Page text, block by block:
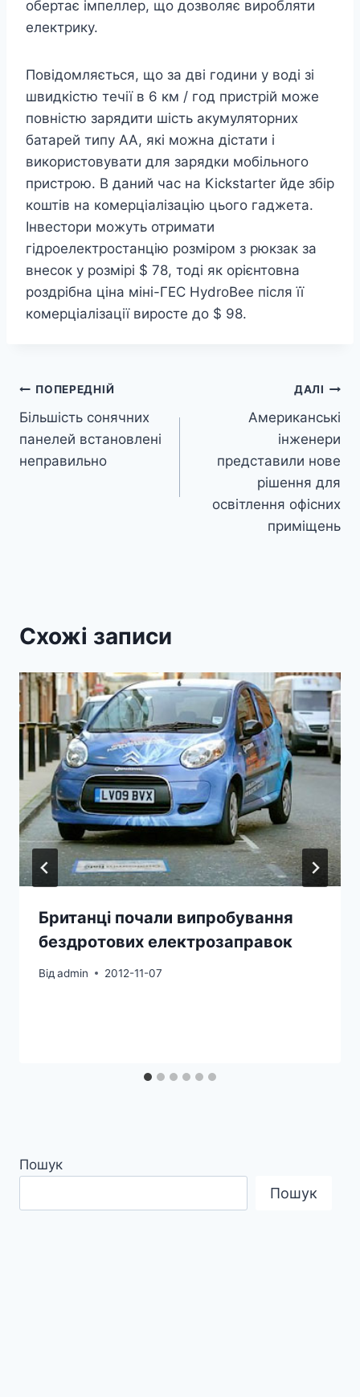
обертає імпеллер, що дозволяє виробляти
електрику.
Повідомляється, що за дві години у воді зі
швидкістю течії в 6 км / год пристрій може
повністю зарядити шість акумуляторних
батарей типу АА, які можна дістати і
використовувати для зарядки мобільного
пристрою. В даний час на Kickstarter йде збір
коштів на комерціалізацію цього гаджета.
Інвестори можуть отримати
гідроелектростанцію розміром з рюкзак за
внесок у розмірі $ 78, тоді як орієнтовна
роздрібна ціна міні-ГЕС HydroBee після її
комерціалізації виросте до $ 98.
Навігація
записів
ПОПЕРЕДНІЙ
Більшість сонячних
панелей встановлені
неправильно
ДАЛІ
Американські
інженери
представили нове
рішення для
освітлення офісних
приміщень
Схожі записи
Британці почали випробування
бездротових електрозаправок
Від admin 2012-11-07
Пошук
Пошук